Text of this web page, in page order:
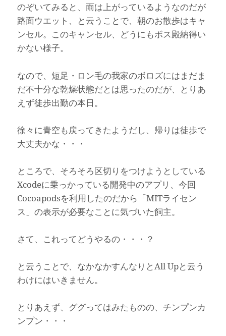
のぞいてみると、雨は上がっているようなのだが
路面ウエット、と云うことで、朝のお散歩はキャ
ンセル。このキャンセル、どうにもボス殿納得い
かない様子。
なので、短足・ロン毛の我家のボロズにはまだま
だ不十分な乾燥状態だとは思ったのだが、とりあ
えず徒歩出勤の本日。
徐々に青空も戻ってきたようだし、帰りは徒歩で
大丈夫かな・・・
ところで、そろそろ区切りをつけようとしている
Xcodeに乗っかっている開発中のアプリ、今回
Cocoapodsを利用したのだから「MITライセン
ス」の表示が必要なことに気づいた飼主。
さて、これってどうやるの・・・？
と云うことで、なかなかすんなりとAll Upと云う
わけにはいきません。
とりあえず、ググってはみたものの、チンプンカ
ンプン・・・